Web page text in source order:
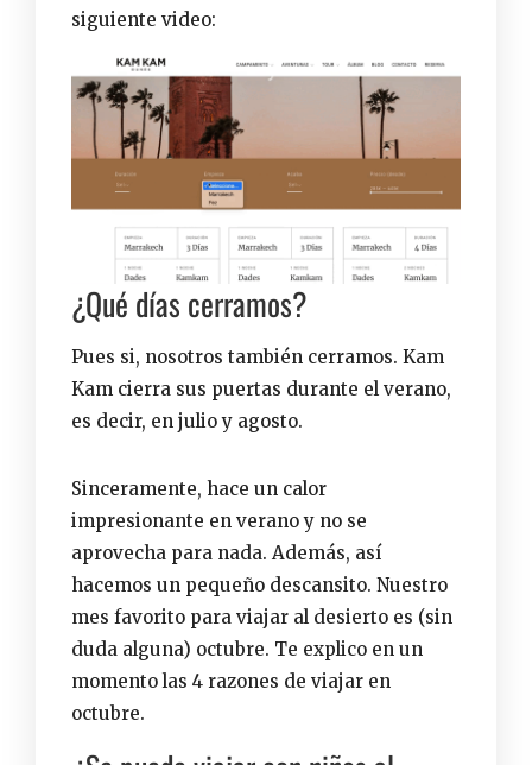
siguiente video:
¿Qué días cerramos?
Pues si, nosotros también cerramos. Kam
Kam cierra sus puertas durante el verano,
es decir, en julio y agosto.
Sinceramente, hace un calor
impresionante en verano y no se
aprovecha para nada. Además, así
hacemos un pequeño descansito. Nuestro
mes favorito para viajar al desierto es (sin
duda alguna) octubre. Te explico en un
momentolas 4 razones de viajar en
octubre.